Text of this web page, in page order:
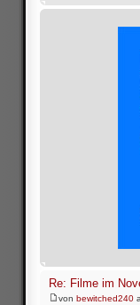
Re: Filme im
von bewitched240